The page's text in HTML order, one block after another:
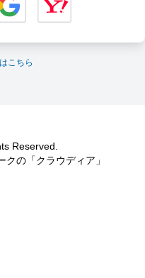
こちら
Reserved.
の「クラウディア」